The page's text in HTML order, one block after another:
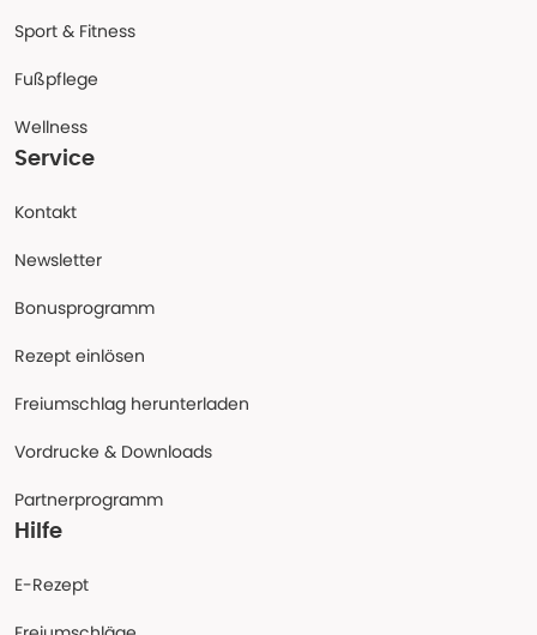
Sport & Fitness
Fußpflege
Wellness
Service
Kontakt
Newsletter
Bonusprogramm
Rezept einlösen
Freiumschlag herunterladen
Vordrucke & Downloads
Partnerprogramm
Hilfe
E-Rezept